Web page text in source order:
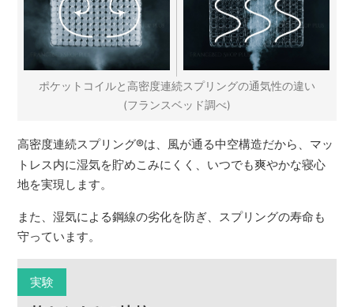
ポケットコイルと高密度連続スプリングの通気性の違い
(フランスベッド調べ)
高密度連続スプリング®は、風が通る中空構造だから、マッ
トレス内に湿気を貯めこみにくく、いつでも爽やかな寝心
地を実現します。
また、湿気による鋼線の劣化を防ぎ、スプリングの寿命も
守っています。
実験